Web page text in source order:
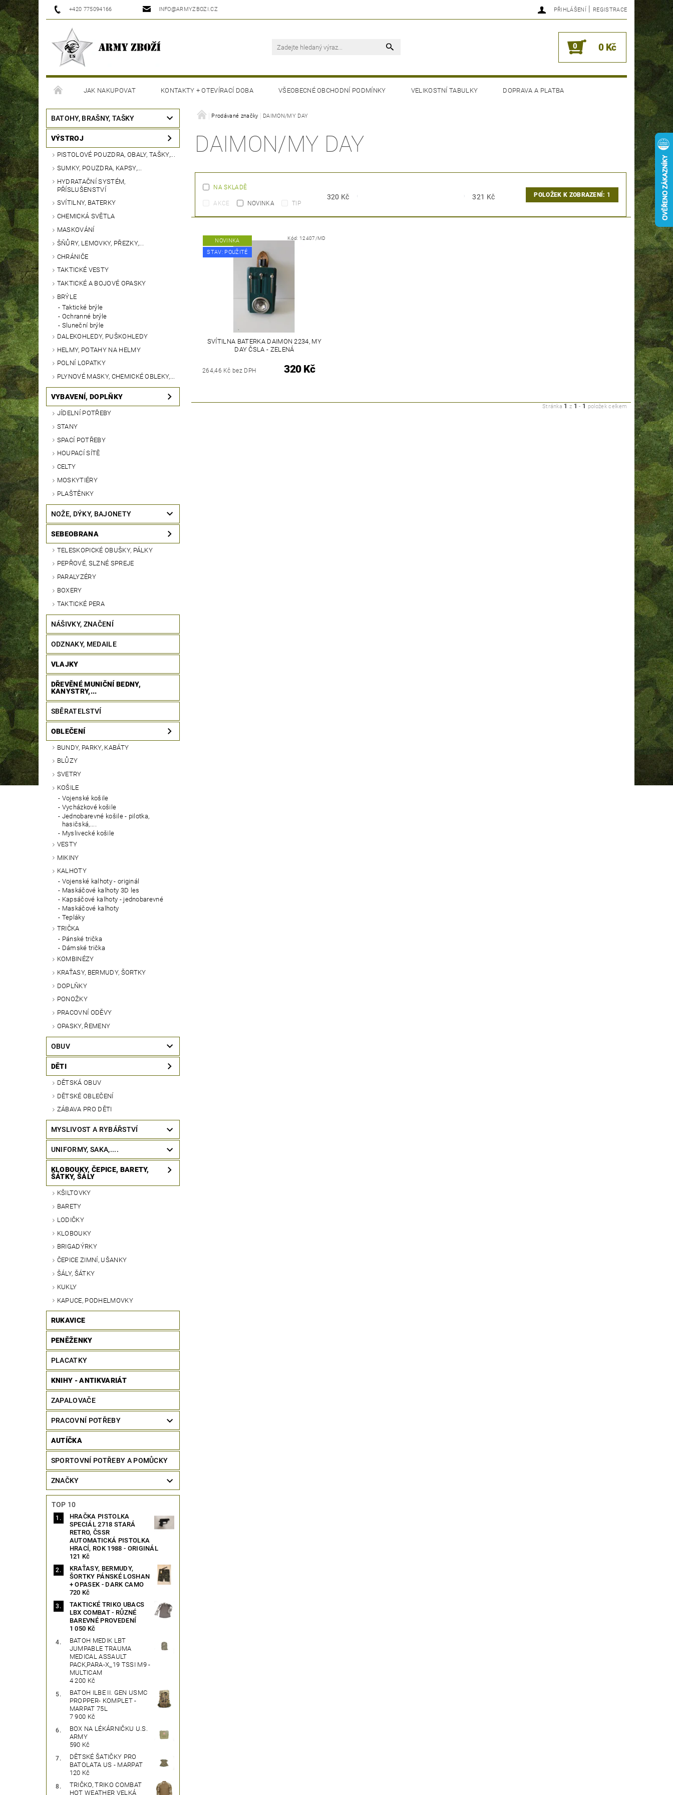
+420 775094166 INFO@ARMYZBOZI.CZ PŘIHLÁŠENÍ | REGISTRACE
0 0 Kč
JAK NAKUPOVAT KONTAKTY + OTEVÍRACÍ DOBA VŠEOBECNÉ OBCHODNÍ PODMÍNKY VELIKOSTNÍ TABULKY DOPRAVA A PLATBA
MOJE OBJEDNÁVKA
BATOHY, BRAŠNY, TAŠKY
VÝSTROJ
PISTOLOVÉ POUZDRA, OBALY, TAŠKY,...
SUMKY, POUZDRA, KAPSY,...
HYDRATAČNÍ SYSTÉM,
PŘÍSLUŠENSTVÍ
SVÍTILNY, BATERKY
CHEMICKÁ SVĚTLA
MASKOVÁNÍ
ŠŇŮRY, LEMOVKY, PŘEZKY,...
CHRÁNIČE
TAKTICKÉ VESTY
TAKTICKÉ A BOJOVÉ OPASKY
BRÝLE
Taktické brýle
Ochranné brýle
Sluneční brýle
DALEKOHLEDY, PUŠKOHLEDY
HELMY, POTAHY NA HELMY
POLNÍ LOPATKY
PLYNOVÉ MASKY, CHEMICKÉ OBLEKY,...
VYBAVENÍ, DOPLŇKY
JÍDELNÍ POTŘEBY
STANY
SPACÍ POTŘEBY
HOUPACÍ SÍTĚ
CELTY
MOSKYTIÉRY
PLAŠTĚNKY
NOŽE, DÝKY, BAJONETY
SEBEOBRANA
TELESKOPICKÉ OBUŠKY, PÁLKY
PEPŘOVÉ, SLZNÉ SPREJE
PARALYZÉRY
BOXERY
TAKTICKÉ PERA
NÁŠIVKY, ZNAČENÍ
ODZNAKY, MEDAILE
VLAJKY
DŘEVĚNÉ MUNIČNÍ BEDNY,
KANYSTRY,...
SBĚRATELSTVÍ
OBLEČENÍ
BUNDY, PARKY, KABÁTY
BLŮZY
SVETRY
KOŠILE
Vojenské košile
Vycházkové košile
Jednobarevné košile - pilotka,
hasičská,....
Myslivecké košile
VESTY
MIKINY
KALHOTY
Vojenské kalhoty - originál
Maskáčové kalhoty 3D les
Kapsáčové kalhoty - jednobarevné
Maskáčové kalhoty
Tepláky
TRIČKA
Pánské trička
Dámské trička
KOMBINÉZY
KRAŤASY, BERMUDY, ŠORTKY
DOPLŇKY
PONOŽKY
PRACOVNÍ ODĚVY
OPASKY, ŘEMENY
OBUV
DĚTI
DĚTSKÁ OBUV
DĚTSKÉ OBLEČENÍ
ZÁBAVA PRO DĚTI
MYSLIVOST A RYBÁŘSTVÍ
UNIFORMY, SAKA,....
KLOBOUKY, ČEPICE, BARETY,
ŠÁTKY, ŠÁLY
KŠILTOVKY
BARETY
LODIČKY
KLOBOUKY
BRIGADÝRKY
ČEPICE ZIMNÍ, UŠANKY
ŠÁLY, ŠÁTKY
KUKLY
KAPUCE, PODHELMOVKY
RUKAVICE
PENĚŽENKY
PLACATKY
KNIHY - ANTIKVARIÁT
ZAPALOVAČE
PRACOVNÍ POTŘEBY
AUTÍČKA
SPORTOVNÍ POTŘEBY A POMŮCKY
ZNAČKY
TOP 10
HRAČKA PISTOLKA
SPECIÁL 2718 STARÁ
RETRO, ČSSR
AUTOMATICKÁ PISTOLKA
HRACÍ, ROK 1988 - ORIGINÁL
121 Kč
KRAŤASY, BERMUDY,
ŠORTKY PÁNSKÉ LOSHAN
+ OPASEK - DARK CAMO
720 Kč
TAKTICKÉ TRIKO UBACS
LBX COMBAT - RŮZNÉ
BAREVNÉ PROVEDENÍ
1 050 Kč
BATOH MEDIK LBT
JUMPABLE TRAUMA
MEDICAL ASSAULT
PACK,PARA-X_19 TSSI M9 -
MULTICAM
4 200 Kč
BATOH ILBE II. GEN USMC
PROPPER- KOMPLET -
MARPAT 75L
7 900 Kč
BOX NA LÉKÁRNIČKU U.S.
ARMY
590 Kč
DĚTSKÉ ŠATIČKY PRO
BATOLATA US - MARPAT
120 Kč
TRIČKO, TRIKO COMBAT
HOT WEATHER VELKÁ
Prodávané značky DAIMON/MY DAY
DAIMON/MY DAY
NA SKLADĚ
AKCE NOVINKA TIP
320 Kč 321 Kč POLOŽEK K ZOBRAZENÍ: 1
NOVINKA
STAV: POUŽITÉ
Kód: 12407/MD
SVÍTILNA BATERKA DAIMON 2234, MY
DAY ČSLA - ZELENÁ
264,46 Kč bez DPH 320 Kč
Stránka 1 z 1 - 1 položek celkem